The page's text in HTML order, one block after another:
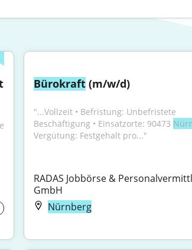
Bürokraft (m/w/d)
"...Vollzeit • Befristung: Unbefristete
Beschäftigung • Einsatzorte: 90473
Vergütung: Festgehalt pro..."
RADAS Jobbörse &
GmbH
Nürnberg